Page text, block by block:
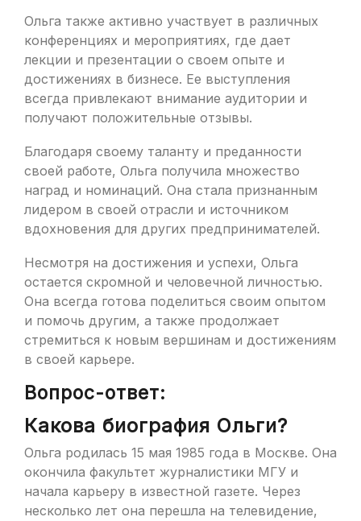
Ольга также активно участвует в различных
конференциях и мероприятиях, где дает
лекции и презентации о своем опыте и
достижениях в бизнесе. Ее выступления
всегда привлекают внимание аудитории и
получают положительные отзывы.
Благодаря своему таланту и преданности
своей работе, Ольга получила множество
наград и номинаций. Она стала признанным
лидером в своей отрасли и источником
вдохновения для других предпринимателей.
Несмотря на достижения и успехи, Ольга
остается скромной и человечной личностью.
Она всегда готова поделиться своим опытом
и помочь другим, а также продолжает
стремиться к новым вершинам и достижениям
в своей карьере.
Вопрос-ответ:
Какова биография Ольги?
Ольга родилась 15 мая 1985 года в Москве. Она
окончила факультет журналистики МГУ и
начала карьеру в известной газете. Через
несколько лет она перешла на телевидение,